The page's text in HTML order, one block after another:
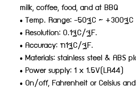
milk, coffee, food, and at BBQ
• Temp. Range: -50°C ~
• Resolution: 0.1°C/°F.
• Accuracy: ±1°C/°F.
• Materials: stainless steel & ABS
• Power supply: 1 x 1.5V(LR44)
• On/off, Fahrenheit or Celsius